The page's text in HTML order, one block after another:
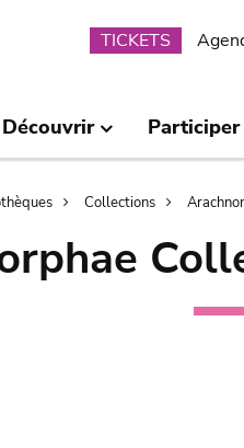
TICKETS
Découvrir Participer
Collections